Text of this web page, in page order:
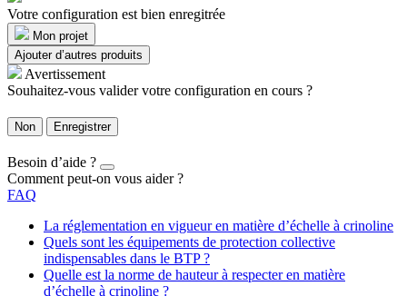
Votre configuration est bien enregitrée
Mon projet
Ajouter d’autres produits
Avertissement
Souhaitez-vous valider votre configuration en cours ?
Non Enregistrer
Besoin d’aide ?
Comment peut-on vous aider ?
FAQ
La réglementation en vigueur en matière d’échelle à crinoline
Quels sont les équipements de protection collective
indispensables dans le BTP ?
Quelle est la norme de hauteur à respecter en matière
d’échelle à crinoline ?